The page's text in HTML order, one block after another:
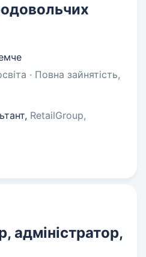
· Повна зайнятість,
RetailGroup,
адміністратор,